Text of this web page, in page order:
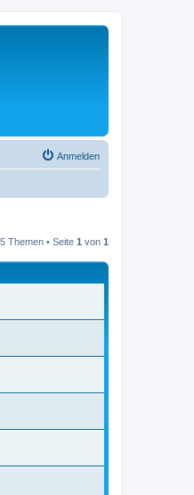
Anmelden
Themen • Seite 1 von 1